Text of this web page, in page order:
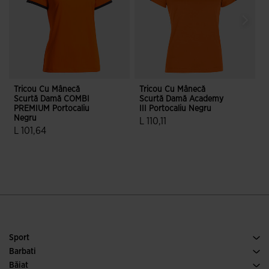
Tricou Cu Mânecă
Scurtă Damă COMBI
PREMIUM Portocaliu
Negru
L 101,64
Tricou Cu Mânecă
Scurtă Damă Academy
III Portocaliu Negru
L 110,11
Sport
Alergare
Fotbal
Barbati
Incalaminte Barbai
Băiat